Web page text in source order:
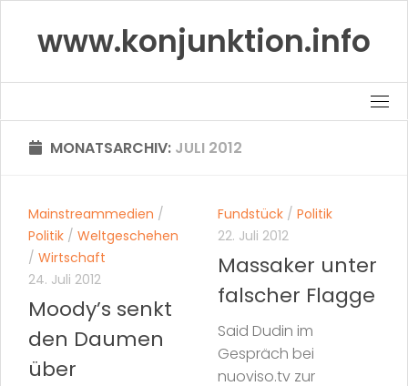
contentwww.konjunktion.info
MONATSARCHIV: JULI 2012
Mainstreammedien /
Politik / Weltgeschehen
/ Wirtschaft
24. Juli 2012
Moody’s senkt
den Daumen
über
Fundstück / Politik
22. Juli 2012
Massaker unter
falscher Flagge
Said Dudin im
Gespräch bei
nuoviso.tv zur